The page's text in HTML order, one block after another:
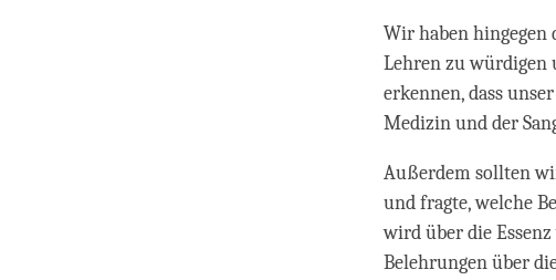
Wir haben hingegen
Lehren zu würdigen
erkennen, dass
Medizin und der
Außerdem sollten
und fragte, welche
wird über die
Belehrungen über